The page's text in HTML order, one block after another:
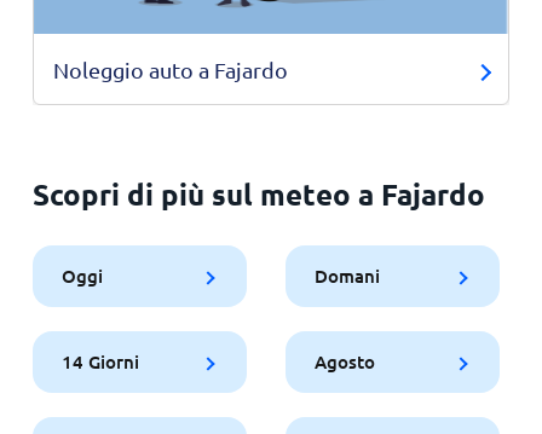
Noleggio auto a Fajardo
Scopri di più sul meteo a Fajardo
Oggi Domani
14 Giorni Agosto